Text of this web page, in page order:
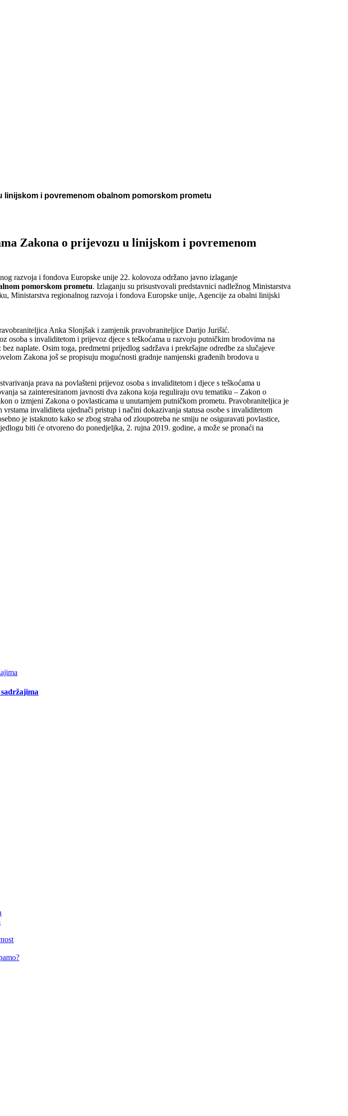
linijskom i povremenom obalnom pomorskom prometu
Zakona o prijevozu u linijskom i povremenom
razvoja i fondova Europske unije 22. kolovoza održano javno izlaganje
pomorskom prometu. Izlaganju su prisustvovali predstavnici nadležnog Ministarstva
Ministarstva regionalnog razvoja i fondova Europske unije, Agencije za obalni linijski
Anka Slonjšak i zamjenik pravobraniteljice Darijo Jurišić.
osoba s invaliditetom i prijevoz djece s teškoćama u razvoju putničkim brodovima na
naplate. Osim toga, predmetni prijedlog sadržava i prekršajne odredbe za slučajeve
Zakona još se propisuju mogućnosti gradnje namjenski građenih brodova u
prava na povlašteni prijevoz osoba s invaliditetom i djece s teškoćama u
sa zainteresiranom javnosti dva zakona koja reguliraju ovu tematiku – Zakon o
o izmjeni Zakona o povlasticama u unutarnjem putničkom prometu. Pravobraniteljica je
invaliditeta ujednači pristup i načini dokazivanja statusa osobe s invaliditetom
je istaknuto kako se zbog straha od zloupotreba ne smiju ne osiguravati povlastice,
biti će otvoreno do ponedjeljka, 2. rujna 2019. godine, a može se pronaći na